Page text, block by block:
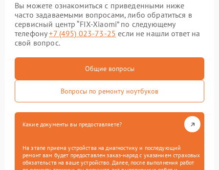
Вы можете ознакомиться с приведенными ниже
часто задаваемыми вопросами, либо обратиться в
сервисный центр “FIX-Xiaomi” по следующему
телефону+7 (495) 023-73-25 если не нашли ответ на
свой вопрос.
Общие вопросы
Вопросы по ремонту ноутбуков
Какие документы вы предоставляете?
На этапе приема устройства на диагностику и последующий
ремонт вам будет предоставлен заказ-наряд с указанием страховых
обязательств на ваше устройство. Далее, после выполнения работ